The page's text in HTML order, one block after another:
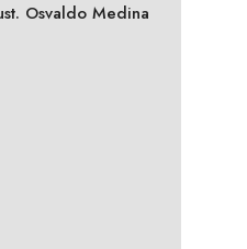
Osvaldo Medina